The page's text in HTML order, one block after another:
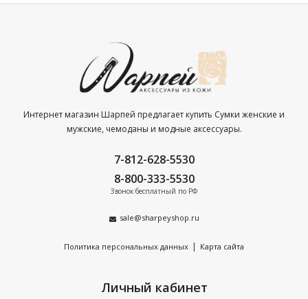
Интернет магазин Шарпей предлагает купить Сумки женские и
мужские, чемоданы и модные аксессуары.
7-812-628-5530
8-800-333-5530
Звонок бесплатный по РФ
sale@sharpeyshop.ru
Политика персональных данных | Карта сайта
Личный кабинет